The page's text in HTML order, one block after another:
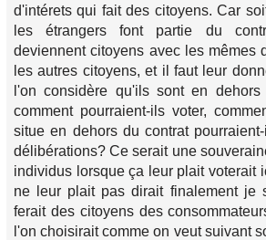
d'intérets qui fait des citoyens. Car
les étrangers font partie du
deviennent citoyens avec les mêmes
les autres citoyens, et il faut leur
l'on considère qu'ils sont en
comment pourraient-ils voter,
situe en dehors du contrat
délibérations? Ce serait une
individus lorsque ça leur plait voterait
ne leur plait pas dirait finalement je
ferait des citoyens des
l'on choisirait comme on veut suivant